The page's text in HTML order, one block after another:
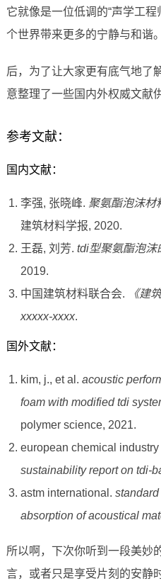
它就像是一位低调的“声学工
个世界带来更多的宁静与和谐。
后，为了让大家更有底气地了
意整理了一些国内外权威文献
参考文献：
国内文献：
李强, 张晓峰. 聚氨酯泡沫材
建筑材料学报, 2020.
王磊, 刘芳. tdi型聚氨酯泡沫
2019.
中国建筑材料联合会.
《建
xxxxx-xxxx.
国外文献：
kim, j., et al. acoustic
foam with modified tdi
polymer science, 2021.
european chemical
sustainability report on tdi-
astm international.
absorption of acoustical
所以啊，下次你听到一段美妙
言，或者只是享受片刻的安静